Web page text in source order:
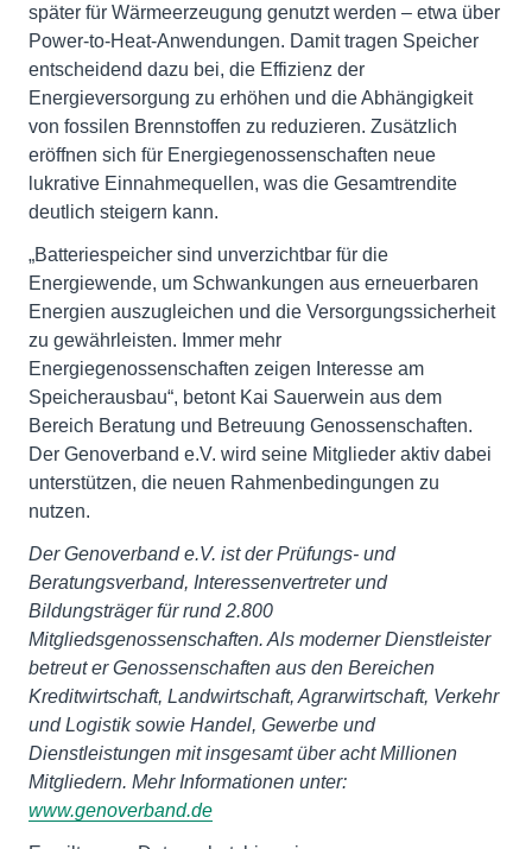
später für Wärmeerzeugung genutzt werden – etwa über
Power-to-Heat-Anwendungen. Damit tragen Speicher
entscheidend dazu bei, die Effizienz der
Energieversorgung zu erhöhen und die Abhängigkeit
von fossilen Brennstoffen zu reduzieren. Zusätzlich
eröffnen sich für Energiegenossenschaften neue
lukrative Einnahmequellen, was die Gesamtrendite
deutlich steigern kann.
„Batteriespeicher sind unverzichtbar für die
Energiewende, um Schwankungen aus erneuerbaren
Energien auszugleichen und die Versorgungssicherheit
zu gewährleisten. Immer mehr
Energiegenossenschaften zeigen Interesse am
Speicherausbau“, betont Kai Sauerwein aus dem
Bereich Beratung und Betreuung Genossenschaften.
Der Genoverband e.V. wird seine Mitglieder aktiv dabei
unterstützen, die neuen Rahmenbedingungen zu
nutzen.
Der Genoverband e.V. ist der Prüfungs- und
Beratungsverband, Interessenvertreter und
Bildungsträger für rund 2.800
Mitgliedsgenossenschaften. Als moderner Dienstleister
betreut er Genossenschaften aus den Bereichen
Kreditwirtschaft, Landwirtschaft, Agrarwirtschaft, Verkehr
und Logistik sowie Handel, Gewerbe und
Dienstleistungen mit insgesamt über acht Millionen
Mitgliedern. Mehr Informationen unter:
www.genoverband.de